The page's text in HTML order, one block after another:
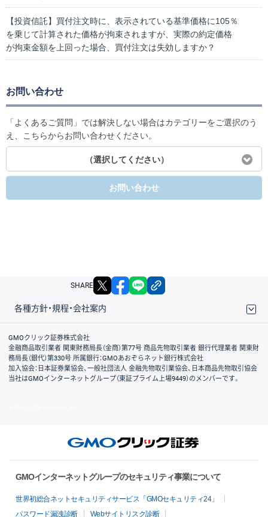
【投資信託】買付注文時に、表示されている基準価格に105％
を乗じて計算された価格が拘束されますが、実際の約定価格
が拘束金額を上回った場合、買付注文は失効しますか？
お問い合わせ
「よくあるご質問」では解決しない場合はカテゴリーをご選択のう
え、こちらからお問い合わせください。
（選択してください）
お問い合わせ
SHARE X facebook
各種方針・規程・会社案内
取引規程・約款
サイトマップ
その他のご案内
個人情報保護方針
最良執行方針
サイトのご利用について
ディスクレイマー
信託保全
リスク説明
会社案内
GMOクリック証券株式会社
金融商品取引業者 関東財務局長（金商）第77号 商品先物取引業者 銀行代理業者 関東財
務局長（銀代）第330号 所属銀行：GMOあおぞらネット銀行株式会社
加入協会：日本証券業協会、一般社団法人 金融先物取引業協会、日本商品先物取引協会
当社はGMOインターネットグループ（東証プライム上場9449）のメンバーです。
GMOインターネットグループのセキュリティ事業について
世界初総合ネットセキュリティサービス「GMOセキュリティ24」
パスワード漏洩診断
Webサイトリスク診断